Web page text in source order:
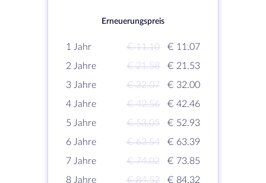
Erneuerungspreis
1 Jahr € 11.10
€ 11.07
2 Jahre
€ 21.58
€ 21.53
3 Jahre
€ 32.07
€ 32.00
4 Jahre
€ 42.56
€ 42.46
5 Jahre
€ 53.05
€ 52.93
6 Jahre
€ 63.54
€ 63.39
7 Jahre
€ 74.02
€ 73.85
8 Jahre
€ 84.52
€ 84.32